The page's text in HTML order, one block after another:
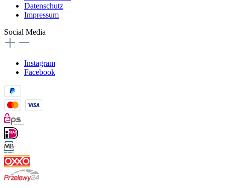
Datenschutz
Impressum
Social Media
Instagram
Facebook